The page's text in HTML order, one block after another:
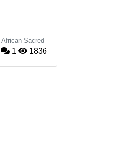
African Sacred
1 1836